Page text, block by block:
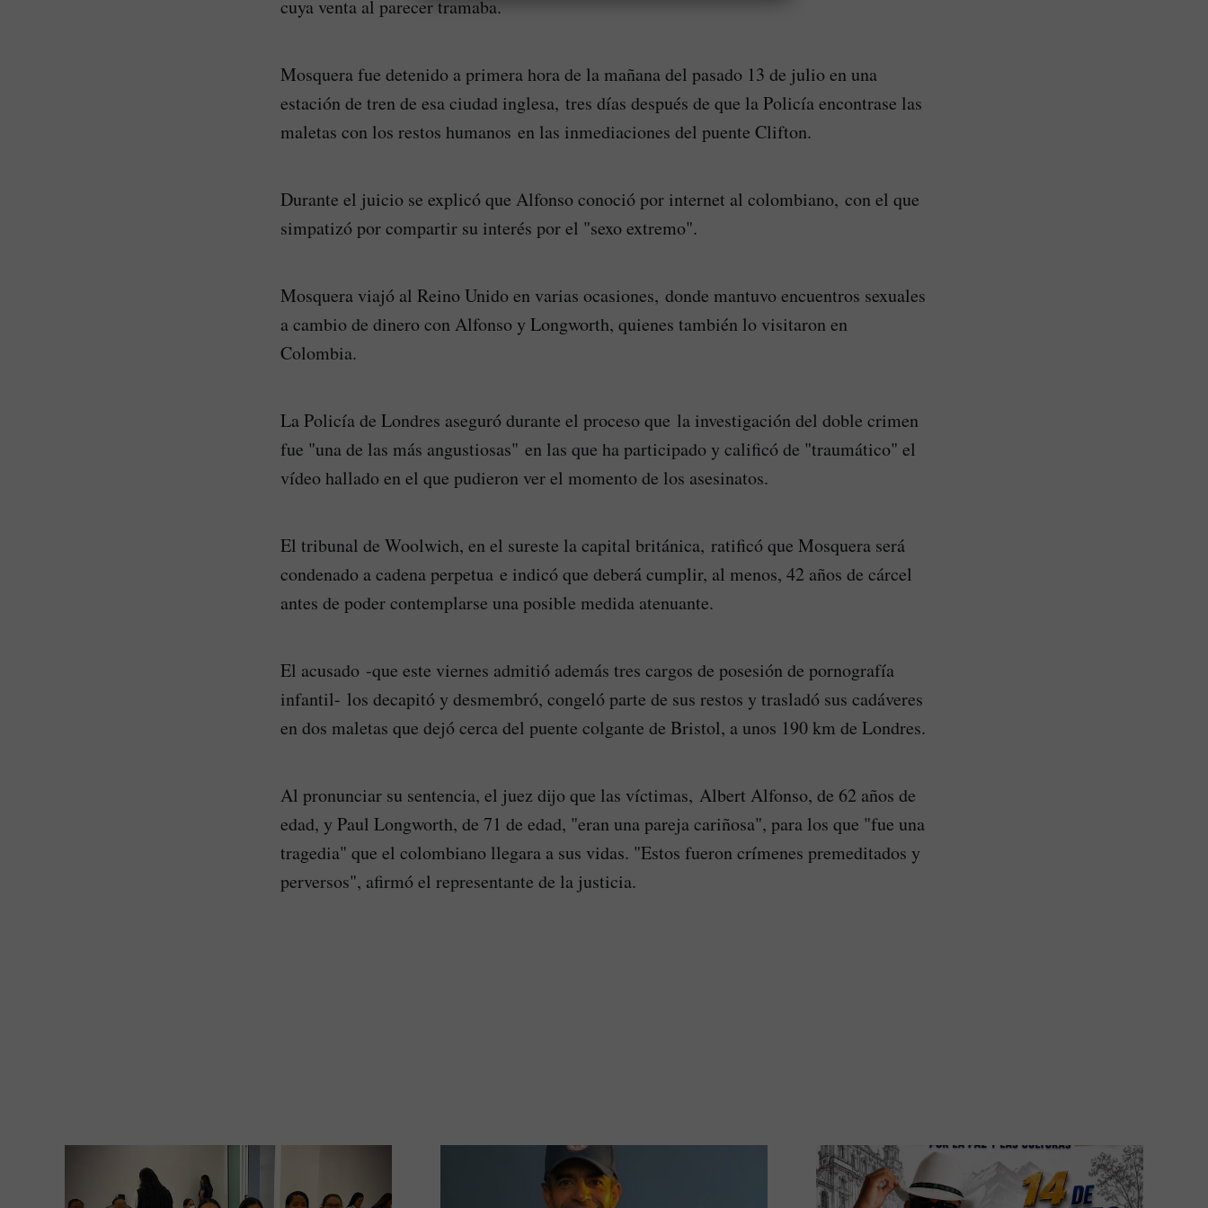
cuya venta al parecer tramaba.
Mosquera fue detenido a primera hora de la mañana del pasado 13 de julio en una
estación de tren de esa ciudad inglesa, tres días después de que la Policía encontrase las
maletas con los restos humanos en las inmediaciones del puente Clifton.
Durante el juicio se explicó que Alfonso conoció por internet al colombiano, con el que
simpatizó por compartir su interés por el "sexo extremo".
Mosquera viajó al Reino Unido en varias ocasiones, donde mantuvo encuentros sexuales
a cambio de dinero con Alfonso y Longworth, quienes también lo visitaron en
Colombia.
La Policía de Londres aseguró durante el proceso que la investigación del doble crimen
fue "una de las más angustiosas" en las que ha participado y calificó de "traumático" el
vídeo hallado en el que pudieron ver el momento de los asesinatos.
El tribunal de Woolwich, en el sureste la capital británica, ratificó que Mosquera será
condenado a cadena perpetua e indicó que deberá cumplir, al menos, 42 años de cárcel
antes de poder contemplarse una posible medida atenuante.
El acusado -que este viernes admitió además tres cargos de posesión de pornografía
infantil- los decapitó y desmembró, congeló parte de sus restos y trasladó sus cadáveres
en dos maletas que dejó cerca del puente colgante de Bristol, a unos 190 km de Londres.
Al pronunciar su sentencia, el juez dijo que las víctimas, Albert Alfonso, de 62 años de
edad, y Paul Longworth, de 71 de edad, "eran una pareja cariñosa", para los que "fue una
tragedia" que el colombiano llegara a sus vidas. "Estos fueron crímenes premeditados y
perversos", afirmó el representante de la justicia.